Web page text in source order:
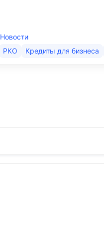
Новости
РКО Кредиты для бизнеса